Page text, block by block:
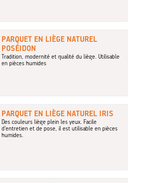
PARQUET EN LIÈGE NATUREL
POSÉIDON
Tradition, modernité et qualité du liège. Utilisable
en pièces humides
PARQUET EN LIÈGE NATUREL IRIS
Des couleurs liège plein les yeux. Facile
d'entretien et de pose, il est utilisable en pièces
humides.